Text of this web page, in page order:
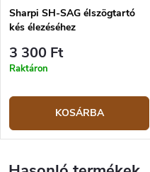
Sharpi SH-SAG élszögtartó
kés élezéséhez
3 300 Ft
Raktáron
KOSÁRBA